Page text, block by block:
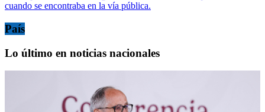
cuando se encontraba en la vía pública.
País
Lo último en noticias nacionales